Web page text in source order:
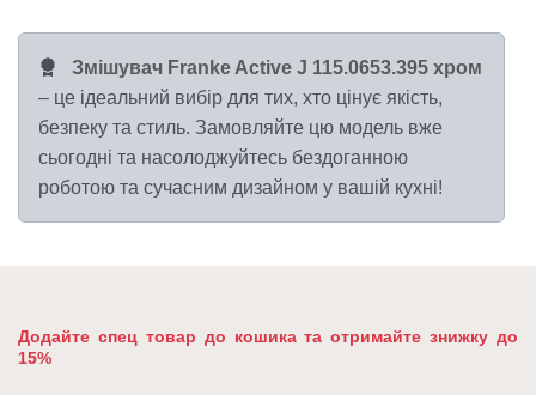
Змішувач Franke Active J 115.0653.395 хром
– це ідеальний вибір для тих, хто цінує якість,
безпеку та стиль. Замовляйте цю модель вже
сьогодні та насолоджуйтесь бездоганною
роботою та сучасним дизайном у вашій кухні!
Додайте спец товар до кошика та отримайте знижку до
15%